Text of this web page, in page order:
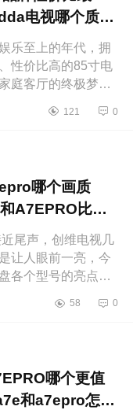
电视哪个质量
至上的年代，拥
性价比高的85寸电
庭客厅的终极梦
级别的视觉盛宴，
121 0
哪个画质
A7EPRO比较
声，创维电视几
让人眼前一亮，今
各个型号的亮点，
？创维A6E和
58 0
哪个更值
和a7epro怎么